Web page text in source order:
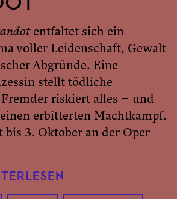
entfaltet sich ein
voller Leidenschaft, Gewalt
Abgründe. Eine
stellt tödliche
riskiert alles – und
erbitterten Machtkampf.
bis 3. Oktober an der Oper